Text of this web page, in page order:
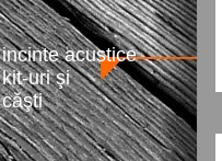
incinte acustice
kit-uri şi
căşti